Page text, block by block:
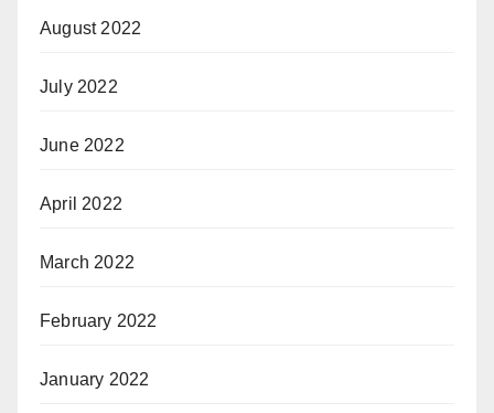
August 2022
July 2022
June 2022
April 2022
March 2022
February 2022
January 2022